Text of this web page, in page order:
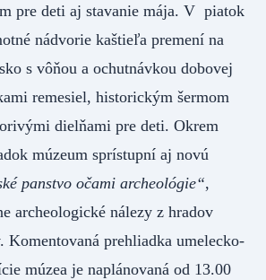
pre deti aj stavanie mája. V piatok
nádvorie kaštieľa premení na
s vôňou a ochutnávkou dobovej
remesiel, historickým šermom
dielňami pre deti. Okrem
múzeum sprístupní aj novú
panstvo očami archeológie“,
archeologické nálezy z hradov
Komentovaná prehliadka umelecko-
múzea je naplánovaná od 13.00